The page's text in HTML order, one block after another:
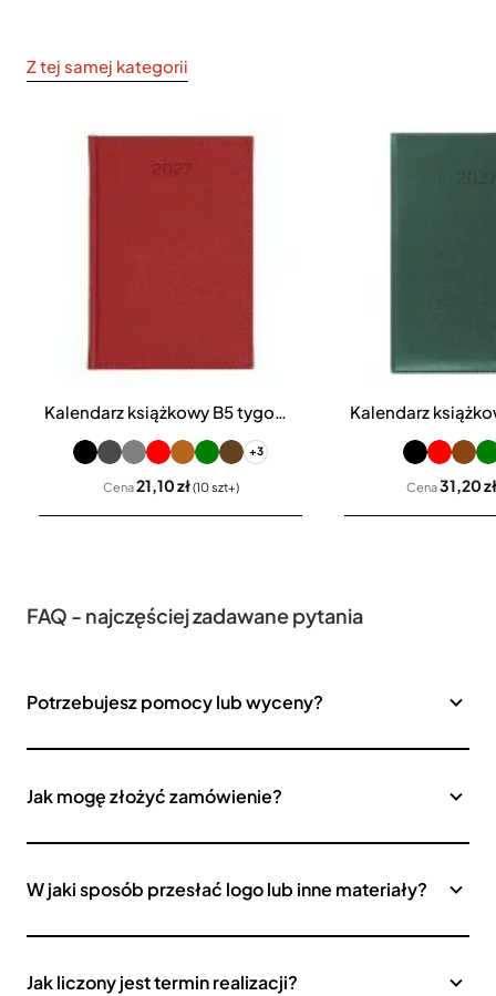
Z tej samej kategorii
Kalendarz książkowy B5 tygodniowy Denim
+3
Cena21,10 zł(10 szt+) Cena31,20 zł
FAQ - najczęściej zadawane pytania
Potrzebujesz pomocy lub wyceny?
Jak mogę złożyć zamówienie?
W jaki sposób przesłać logo lub inne materiały?
Jak liczony jest termin realizacji?